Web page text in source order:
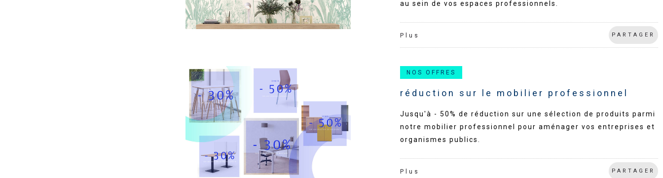
au sein de vos espaces professionnels.
Plus PARTAGER
NOS OFFRES
réduction sur le mobilier professionnel
Jusqu'à - 50% de réduction sur une sélection de produits parmi
notre mobilier professionnel pour aménager vos entreprises et
organismes publics.
Plus PARTAGER